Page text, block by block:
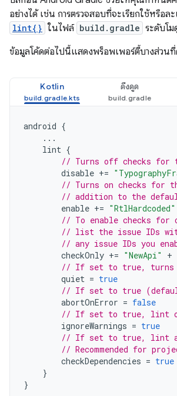
อย่างได้ เช่น การตรวจสอบที่จะเรียกใช้หรือล
lint{} ในไฟล์ build.gradle ระดับโม
ข้อมูลโค้ดต่อไปนี้แสดงพร็อพเพอร์ตี้บางส่วน
Kotlin ดึงดูด
android {
...
lint {
// Turns off checks for
disable +=
// Turns on checks for
// addition to the
enable += "RtlHardcoded"
// To enable checks
// list the issue IDs
// any issue IDs you
checkOnly += "NewApi" +
// If set to true, turns
quiet = true
// If set to true
abortOnError = false
// If set to true, lint
ignoreWarnings = true
// If set to true, lint
// Recommended for
checkDependencies = true
}
}